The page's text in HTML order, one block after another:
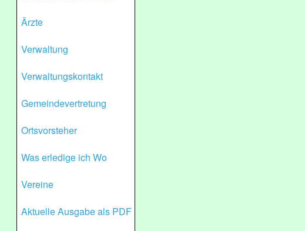
Ärzte
Verwaltung
Verwaltungskontakt
Gemeindevertretung
Ortsvorsteher
Was erledige ich Wo
Vereine
Aktuelle Ausgabe als PDF